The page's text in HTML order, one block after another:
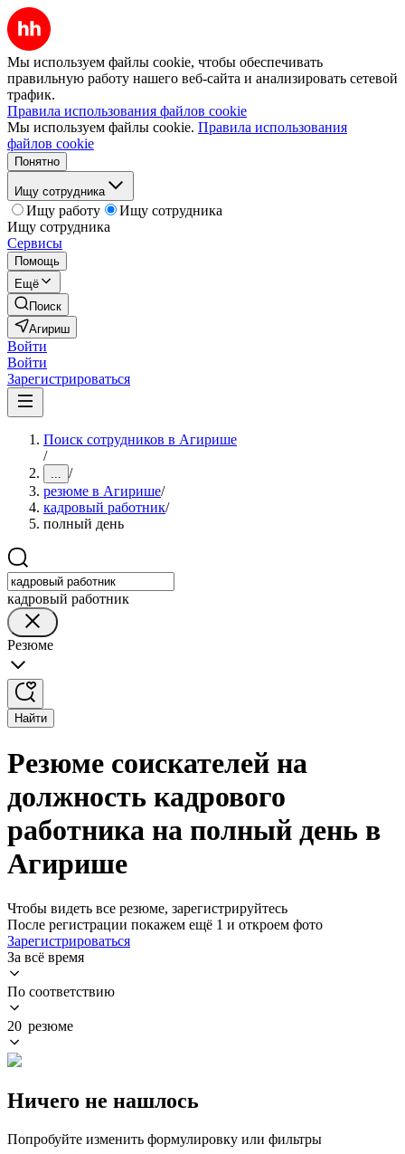
Мы используем файлы cookie, чтобы обеспечивать
правильную работу нашего веб-сайта и анализировать сетевой
трафик.
Правила использования файлов cookie
Мы используем файлы cookie. Правила использования
файлов cookie
Понятно
Ищу сотрудника
Ищу работу
Ищу сотрудника
Ищу сотрудника
Сервисы
Помощь
Ещё
Поиск
Агириш
Войти
Войти
Зарегистрироваться
Поиск сотрудников в Агирише
/
... /
резюме в Агирише/
кадровый работник/
полный день
кадровый работник
Резюме
Найти
Резюме соискателей на
должность кадрового
работника на полный день в
Агирише
Чтобы видеть все резюме, зарегистрируйтесь
После регистрации покажем ещё 1 и откроем фото
Зарегистрироваться
За всё время
По соответствию
20 резюме
Ничего не нашлось
Попробуйте изменить формулировку или фильтры